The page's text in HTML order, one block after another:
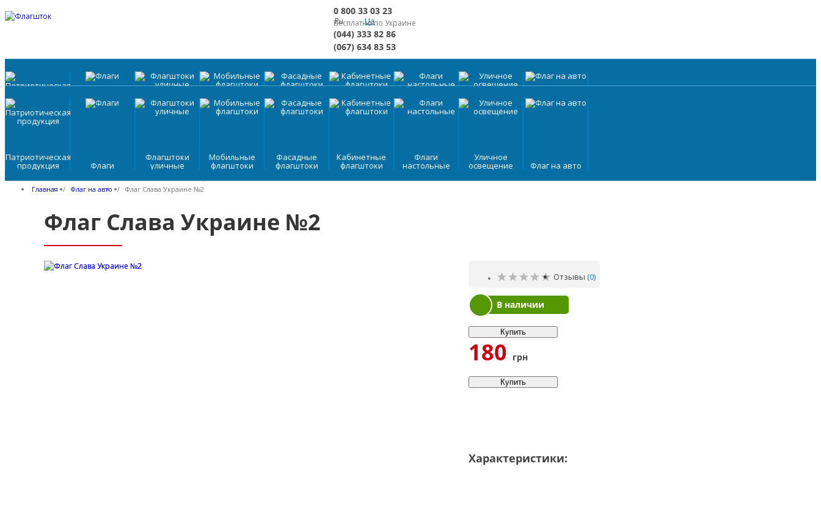
Ru Ua
0 800 33 03 23
Бесплатно по Украине
(044) 333 82 86
(067) 634 83 53
0 800 33 03 23
Патриотическая
продукция Флаги
Флагштоки
уличные
Мобильные
флагштоки
Фасадные
флагштоки
Кабинетные
флагштоки
Флаги
настольные
Уличное
освещение Флаг на авто
Главная / Флаг на авто / Флаг Слава Украине №2
Флаг Слава Украине №2
Отзывы (0)
В наличии
Купить
180 грн
Купить
Характеристики: